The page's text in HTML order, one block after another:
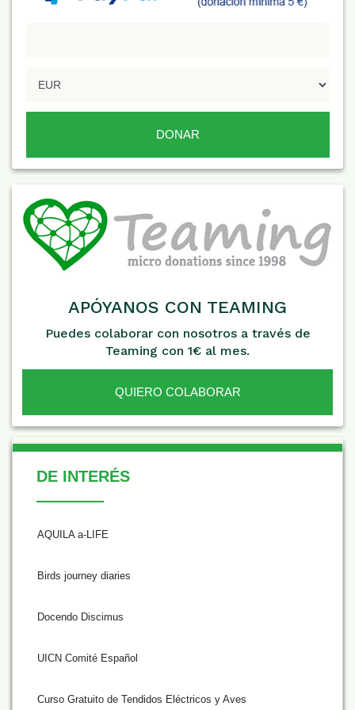
APÓYANOS CON TEAMING
Puedes colaborar con nosotros a través de
Teaming con 1€ al mes.
QUIERO COLABORAR
De Interés
DE INTERÉS
AQUILA a-LIFE
Birds journey diaries
Docendo Discimus
UICN Comité Español
Curso Gratuito de Tendidos Eléctricos y Aves